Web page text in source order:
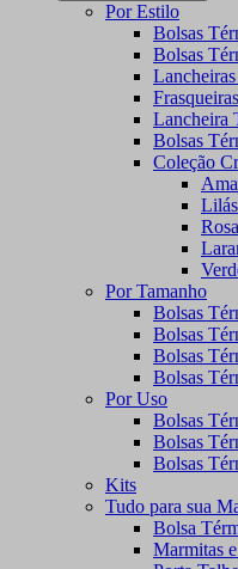
Por Estilo
Bolsas
Bolsas
Lancheira
Bolsas
Coleção
Por Tamanho
Bolsas
Bolsas
Bolsas
Bolsas
Por Uso
Bolsas
Bolsas
Bolsas
Kits
Tudo para sua
Bolsa
Marmitas